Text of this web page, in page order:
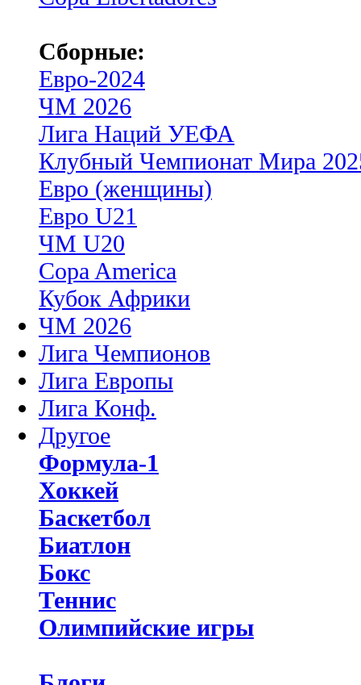
Сборные:
Евро-2024
ЧМ 2026
Лига Наций УЕФА
Клубный Чемпионат Мира
Евро (женщины)
Евро U21
ЧМ U20
Copa America
Кубок Африки
ЧМ 2026
Лига Чемпионов
Лига Европы
Лига Конф.
Другое
Формула-1
Хоккей
Баскетбол
Биатлон
Бокс
Теннис
Олимпийские игры